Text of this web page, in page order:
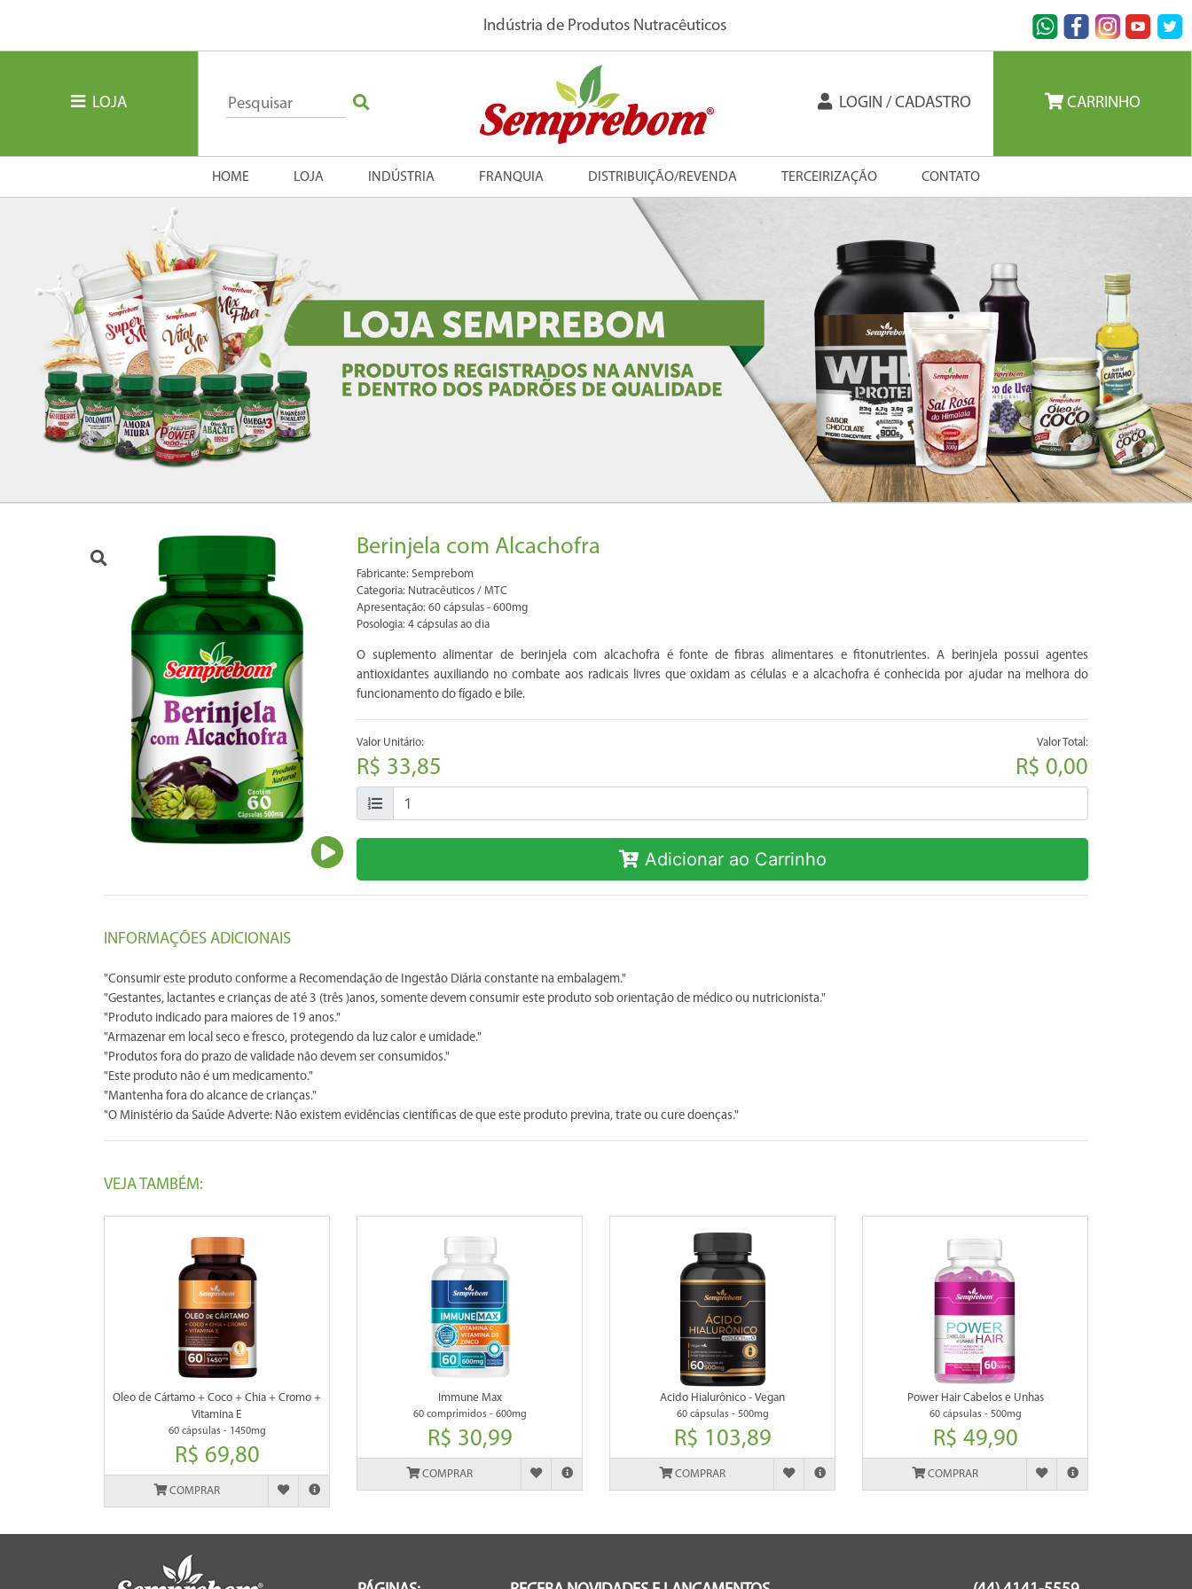
Indústria de Produtos Nutracêuticos
LOJA LOGIN / CADASTRO CARRINHO
HOME LOJA INDÚSTRIA FRANQUIA DISTRIBUIÇÃO/REVENDA TERCEIRIZAÇÃO CONTATO
Previous Next
Berinjela com Alcachofra
Fabricante: Semprebom
Categoria: Nutracêuticos / MTC
Apresentação: 60 cápsulas - 600mg
Posologia: 4 cápsulas ao dia
O suplemento alimentar de berinjela com alcachofra é fonte de fibras alimentares e fitonutrientes. A berinjela possui agentes
antioxidantes auxiliando no combate aos radicais livres que oxidam as células e a alcachofra é conhecida por ajudar na melhora do
funcionamento do fígado e bile.
Valor Unitário:
R$ 33,85
Valor Total:
R$ 0,00
Adicionar ao Carrinho
INFORMAÇÕES ADICIONAIS
"Consumir este produto conforme a Recomendação de Ingestão Diária constante na embalagem."
"Gestantes, lactantes e crianças de até 3 (três )anos, somente devem consumir este produto sob orientação de médico ou nutricionista."
"Produto indicado para maiores de 19 anos."
"Armazenar em local seco e fresco, protegendo da luz calor e umidade."
"Produtos fora do prazo de validade não devem ser consumidos."
"Este produto não é um medicamento."
"Mantenha fora do alcance de crianças."
"O Ministério da Saúde Adverte: Não existem evidências científicas de que este produto previna, trate ou cure doenças."
VEJA TAMBÉM:
Oleo de Cártamo + Coco + Chia + Cromo +
Vitamina E
60 cápsulas - 1450mg
R$ 69,80
COMPRAR
Immune Max
60 comprimidos - 600mg
R$ 30,99
COMPRAR
Acido Hialurônico - Vegan
60 cápsulas - 500mg
R$ 103,89
COMPRAR
Power Hair Cabelos e Unhas
60 cápsulas - 500mg
R$ 49,90
COMPRAR